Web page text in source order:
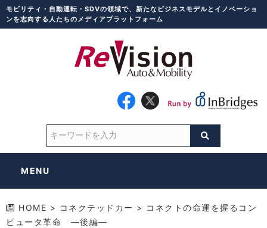
モビリティ・自動運転・SDVの領域で、新たなビジネスモデルとイノベーショ
ンを志向する人たちのメディアプラットフォーム
MENU
HOME > コネクテッドカー > コネクトの命運を握るコン
ピュータ革命 ―後編―